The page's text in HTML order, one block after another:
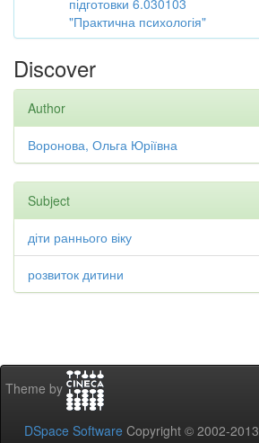
підготовки 6.030103
"Практична психологія"
Discover
Author
Воронова, Ольга Юріївна
Subject
діти раннього віку
розвиток дитини
Theme by
DSpace Software Copyright © 2002-2013